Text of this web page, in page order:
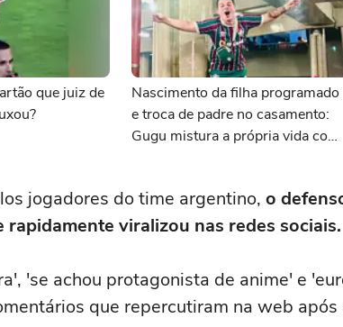
que juiz de
Nascimento da filha programado
e troca de padre no casamento:
Gugu mistura a própria vida com
jogadores do time argentino, o
rapidamente viralizou nas redes sociais.
'se achou protagonista de anime' e
que repercutiram na web após